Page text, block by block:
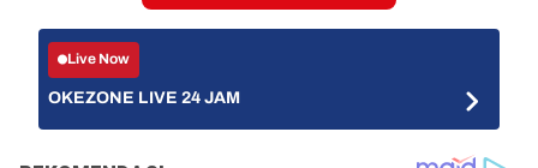
Live Now
OKEZONE LIVE 24 JAM